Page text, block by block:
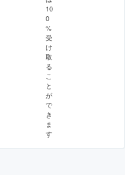
10
0
%
受
け
取
る
こ
と
が
で
き
ま
す